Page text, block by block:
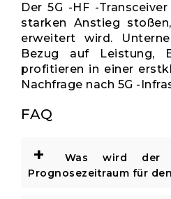
Der 5G -HF -
starken Anstieg
erweitert wird.
Bezug auf Leistung,
profitieren in einer
Nachfrage nach 5G -
FAQ
+
Was wird der
Prognosezeitraum für